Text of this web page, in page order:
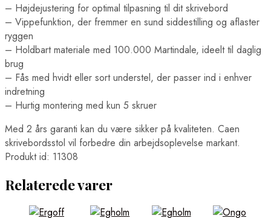
– Højdejustering for optimal tilpasning til dit skrivebord
– Vippefunktion, der fremmer en sund siddestilling og aflaster
ryggen
– Holdbart materiale med 100.000 Martindale, ideelt til daglig
brug
– Fås med hvidt eller sort understel, der passer ind i enhver
indretning
– Hurtig montering med kun 5 skruer
Med 2 års garanti kan du være sikker på kvaliteten. Caen
skrivebordsstol vil forbedre din arbejdsoplevelse markant.
Produkt id: 11308
Relaterede varer